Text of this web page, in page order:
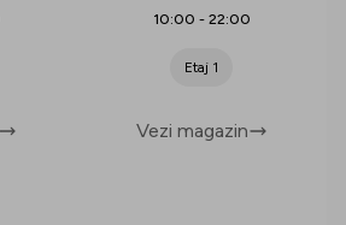
10:00 - 22:00
Etaj 1
Vezi magazin